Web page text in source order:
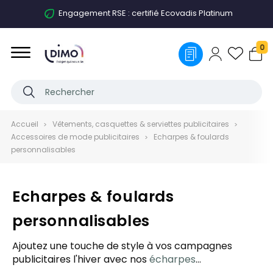
Engagement RSE : certifié Ecovadis Platinum
0
Accueil
Vêtements, casquettes & serviettes publicitaires
Accessoires de mode publicitaires
Echarpes & foulards
personnalisables
Echarpes & foulards
personnalisables
Ajoutez une touche de style à vos campagnes
publicitaires l'hiver avec nosécharpes